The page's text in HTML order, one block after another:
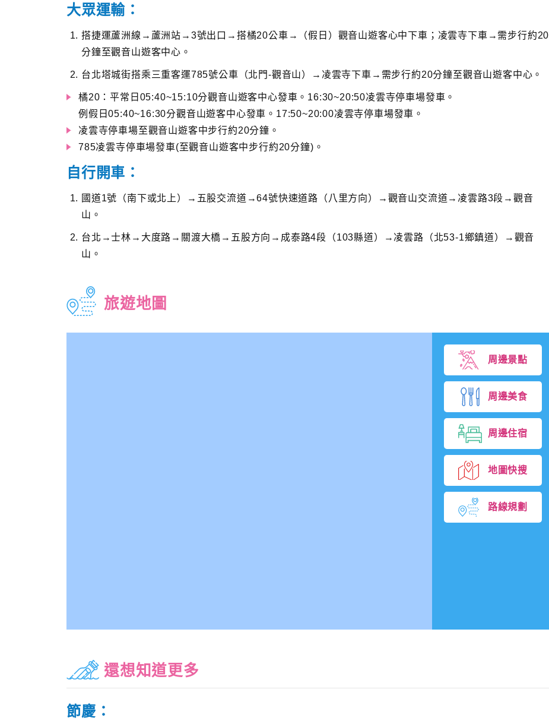
大眾運輸：
搭捷運蘆洲線→蘆洲站→3號出口→搭橘20公車→（假日）觀音山遊客心中下車；凌雲寺下車→需步行約20
分鐘至觀音山遊客中心。
台北塔城街搭乘三重客運785號公車（北門-觀音山）→凌雲寺下車→需步行約20分鐘至觀音山遊客中心。
橘20：平常日05:40~15:10分觀音山遊客中心發車。16:30~20:50凌雲寺停車場發車。
例假日05:40~16:30分觀音山遊客中心發車。17:50~20:00凌雲寺停車場發車。
凌雲寺停車場至觀音山遊客中步行約20分鐘。
785凌雲寺停車場發車(至觀音山遊客中步行約20分鐘)。
自行開車：
國道1號（南下或北上）→五股交流道→64號快速道路（八里方向）→觀音山交流道→凌雲路3段→觀音
山。
台北→士林→大度路→關渡大橋→五股方向→成泰路4段（103縣道）→凌雲路（北53-1鄉鎮道）→觀音
山。
旅遊地圖
周邊景點
周邊美食
周邊住宿
地圖快搜
路線規劃
還想知道更多
節慶：